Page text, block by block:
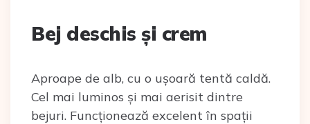
Bej deschis și crem
Aproape de alb, cu o ușoară tentă caldă.
Cel mai luminos și mai aerisit dintre
bejuri. Funcționează excelent în spații